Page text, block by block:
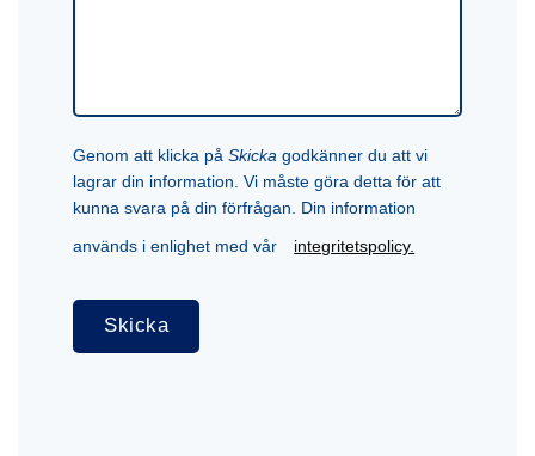
Genom att klicka påSkicka godkänner du att vi
lagrar din information. Vi måste göra detta för att
kunna svara på din förfrågan. Din information
används i enlighet med vår
integritetspolicy.